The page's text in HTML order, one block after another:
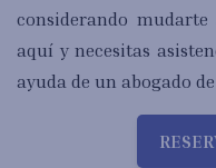
considerando
aquí y necesitas
ayuda de un abogado